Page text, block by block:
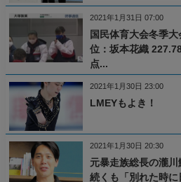
国民体育大会冬季
位：坂本花織
点...
2021年1月31日 07:00
LMEYもよき！
2021年1月30日 23:00
元暴走族総長の瀧
続くも「別れた時に
2021年1月30日 20:30